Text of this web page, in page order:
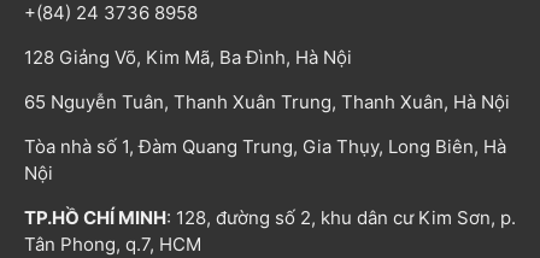
+(84) 24 3736 8958
128 Giảng Võ, Kim Mã, Ba Đình, Hà Nội
65 Nguyễn Tuân, Thanh Xuân Trung, Thanh Xuân, Hà Nội
Tòa nhà số 1, Đàm Quang Trung, Gia Thụy, Long Biên, Hà
Nội
TP.HỒ CHÍ MINH: 128, đường số 2, khu dân cư Kim Sơn, p.
Tân Phong, q.7, HCM